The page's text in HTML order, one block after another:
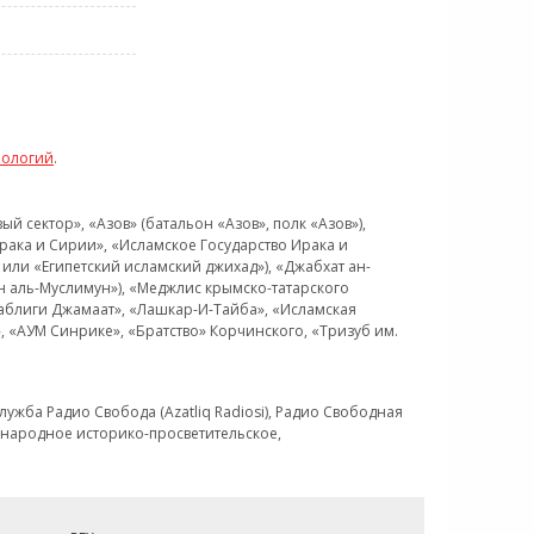
.
«Азов» (батальон «Азов», полк «Азов»),
и Сирии», «Исламское Государство Ирака и
«Египетский исламский джихад»), «Джабхат ан-
Муслимун»), «Меджлис крымско-татарского
Джамаат», «Лашкар-И-Тайба», «Исламская
Синрике», «Братство» Корчинского, «Тризуб им.
Радио Свобода (Azatliq Radiosi), Радио Свободная
историко-просветительское,